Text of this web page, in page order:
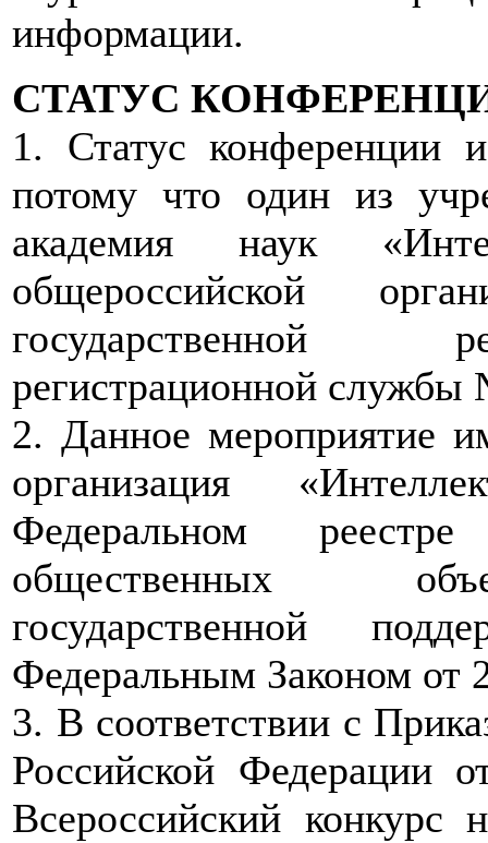
информации.
СТАТУС
1. Статус конференции
потому что один из
академия наук
общероссийской
государственной
регистрационной службы
2. Данное мероприятие
организация
Федеральном
общественных
государственной
Федеральным Законом от
3. В соответствии с
Российской Федерации
Всероссийский конкурс